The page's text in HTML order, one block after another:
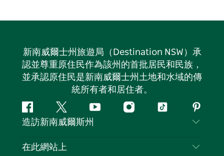
新南威爾士州旅遊局（Destination NSW）承
認並尊重原住民作為該州的首批居民和民族，
並承認原住民是新南威爾士州土地和水域的傳
統所有者和居住者。
Facebook嘰
嘰
喳
Youtube Instagram
抖
造訪新南威爾斯州
聯絡我們
在此網站上